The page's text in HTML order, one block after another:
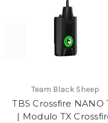
Team Black Sheep
TBS Crossfire NANO
| Modulo TX